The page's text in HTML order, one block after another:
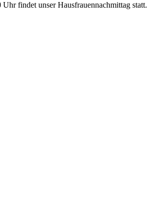
findet unser Hausfrauennachmittag statt.